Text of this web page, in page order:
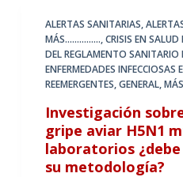
ALERTAS SANITARIAS,
MÁS...............,CRISIS EN SALUD
DEL REGLAMENTO SANITARIO
ENFERMEDADES INFECCIOSAS
REEMERGENTES,GENERAL,
Investigación
gripe aviar H5N1
laboratorios
su metodología?